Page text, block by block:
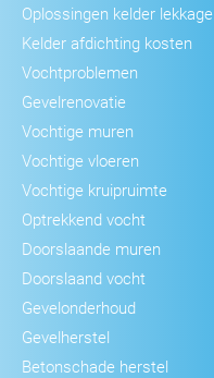
Oplossingen kelder lekkage
Kelder afdichting kosten
Vochtproblemen
Gevelrenovatie
Vochtige muren
Vochtige vloeren
Vochtige kruipruimte
Optrekkend vocht
Doorslaande muren
Doorslaand vocht
Gevelonderhoud
Gevelherstel
Betonschade herstel